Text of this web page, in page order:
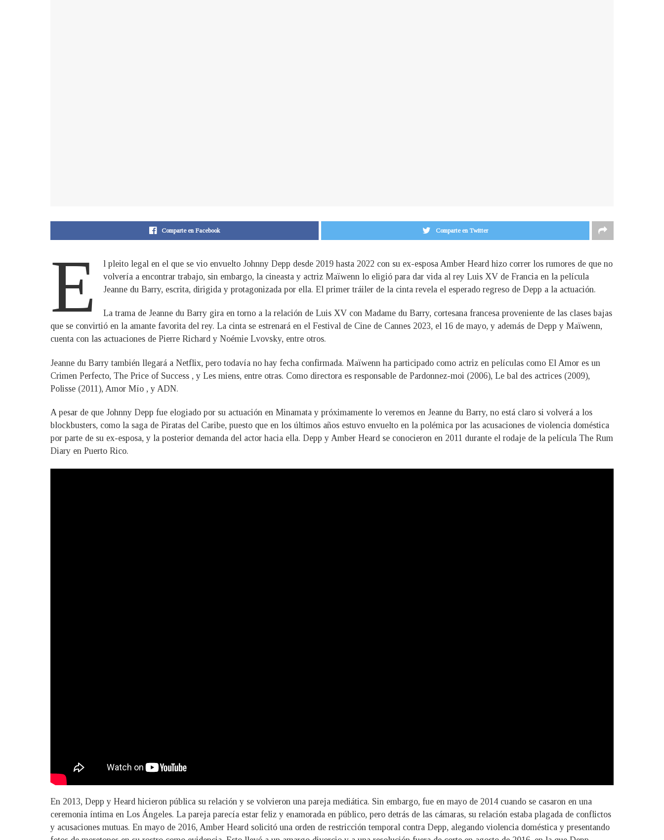
Comparte en Facebook Comparte en Twitter
E
l pleito legal en el que se vio envuelto Johnny Depp desde 2019 hasta 2022 con su ex-esposa Amber Heard hizo correr los rumores de que no
volvería a encontrar trabajo, sin embargo, la cineasta y actriz Maïwenn lo eligió para dar vida al rey Luis XV de Francia en la película
Jeanne du Barry, escrita, dirigida y protagonizada por ella. El primer tráiler de la cinta revela el esperado regreso de Depp a la actuación.
La trama de Jeanne du Barry gira en torno a la relación de Luis XV con Madame du Barry, cortesana francesa proveniente de las clases bajas
que se convirtió en la amante favorita del rey. La cinta se estrenará en el Festival de Cine de Cannes 2023, el 16 de mayo, y además de Depp y Maïwenn,
cuenta con las actuaciones de Pierre Richard y Noémie Lvovsky, entre otros.
Jeanne du Barry también llegará a Netflix, pero todavía no hay fecha confirmada. Maïwenn ha participado como actriz en películas como El Amor es un
Crimen Perfecto, The Price of Success , y Les miens, entre otras. Como directora es responsable de Pardonnez-moi (2006), Le bal des actrices (2009),
Polisse (2011), Amor Mío , y ADN.
A pesar de que Johnny Depp fue elogiado por su actuación en Minamata y próximamente lo veremos en Jeanne du Barry, no está claro si volverá a los
blockbusters, como la saga de Piratas del Caribe, puesto que en los últimos años estuvo envuelto en la polémica por las acusaciones de violencia doméstica
por parte de su ex-esposa, y la posterior demanda del actor hacia ella. Depp y Amber Heard se conocieron en 2011 durante el rodaje de la película The Rum
Diary en Puerto Rico.
En 2013, Depp y Heard hicieron pública su relación y se volvieron una pareja mediática. Sin embargo, fue en mayo de 2014 cuando se casaron en una
ceremonia íntima en Los Ángeles. La pareja parecía estar feliz y enamorada en público, pero detrás de las cámaras, su relación estaba plagada de conflictos
y acusaciones mutuas. En mayo de 2016, Amber Heard solicitó una orden de restricción temporal contra Depp, alegando violencia doméstica y presentando